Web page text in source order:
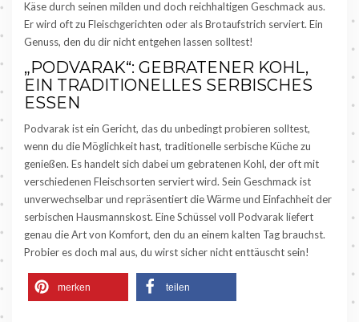
Käse durch seinen milden und doch reichhaltigen Geschmack aus.
Er wird oft zu Fleischgerichten oder als Brotaufstrich serviert. Ein
Genuss, den du dir nicht entgehen lassen solltest!
„PODVARAK“: GEBRATENER KOHL,
EIN TRADITIONELLES SERBISCHES
ESSEN
Podvarak ist ein Gericht, das du unbedingt probieren solltest,
wenn du die Möglichkeit hast, traditionelle serbische Küche zu
genießen. Es handelt sich dabei um gebratenen Kohl, der oft mit
verschiedenen Fleischsorten serviert wird. Sein Geschmack ist
unverwechselbar und repräsentiert die Wärme und Einfachheit der
serbischen Hausmannskost. Eine Schüssel voll Podvarak liefert
genau die Art von Komfort, den du an einem kalten Tag brauchst.
Probier es doch mal aus, du wirst sicher nicht enttäuscht sein!
merken teilen